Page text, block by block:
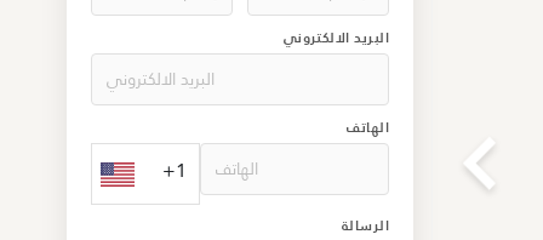
البريد الالكتروني
الهاتف
+1
الرسالة